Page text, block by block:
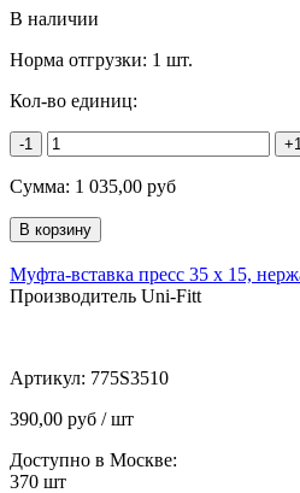
В наличии
Норма отгрузки: 1 шт.
Кол-во единиц:
-1 +1
Сумма: 1 035,00 руб
Муфта-вставка пресс 35 х 15,
Производитель Uni-Fitt
Артикул: 775S3510
390,00 руб / шт
Доступно в Москве:
370 шт